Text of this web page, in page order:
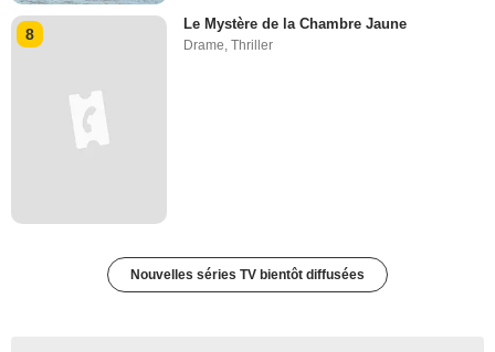
8
Le Mystère de la Chambre Jaune
Drame,Thriller
Nouvelles séries TV bientôt diffusées